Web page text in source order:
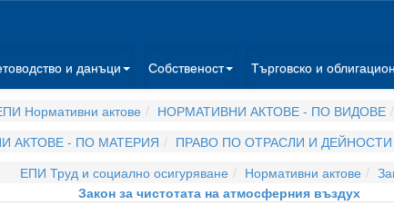
и данъци Собственост Търговско и
Нормативни актове НОРМАТИВНИ АКТОВЕ - ПО ВИДОВЕ
АКТОВЕ - ПО МАТЕРИЯ ПРАВО ПО ОТРАСЛИ И ДЕЙНОСТИ
ЕПИ Труд и социално осигуряване
Нормативни актове
Закон за чистотата на атмосферния въздух